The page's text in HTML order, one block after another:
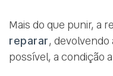
Mais do que punir, a
reparar, devolvendo
possível, a condição